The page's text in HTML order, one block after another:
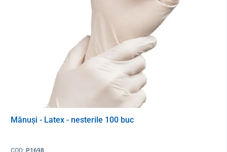
Mănuși - Latex - nesterile 100 buc
COD: P1698